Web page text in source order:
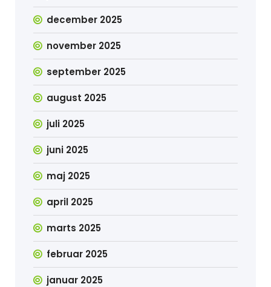
december 2025
november 2025
september 2025
august 2025
juli 2025
juni 2025
maj 2025
april 2025
marts 2025
februar 2025
januar 2025